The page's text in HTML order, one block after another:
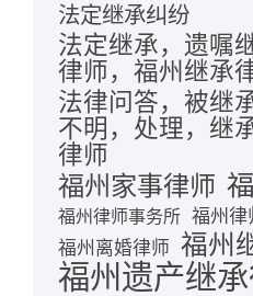
法定继承纠纷
法定继承，遗嘱
律师，福州继承
法律问答，被继
不明，处理，继
律师
福州家事律师
福州律师事务所 福州律
福州离婚律师 福州
福州遗产继